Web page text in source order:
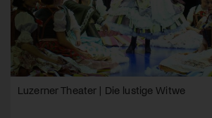
Luzerner Theater | Die lustige Witwe